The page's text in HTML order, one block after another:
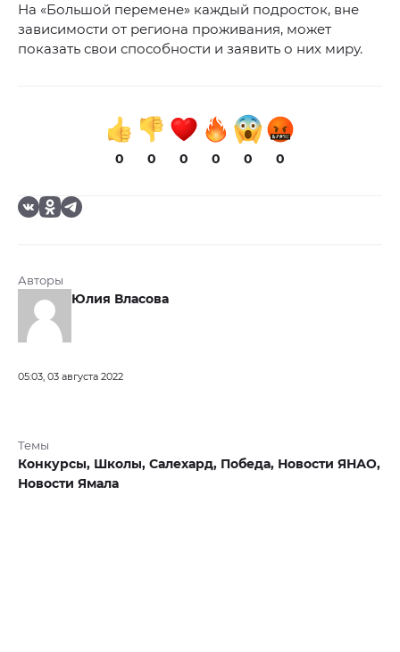
На «Большой перемене» каждый подросток, вне
зависимости от региона проживания, может
показать свои способности и заявить о них миру.
0 0 0 0 0 0
Авторы
Юлия Власова
05:03, 03 августа 2022
Темы
Конкурсы, Школы, Салехард, Победа, Новости ЯНАО,
Новости Ямала